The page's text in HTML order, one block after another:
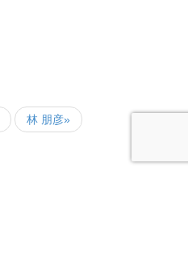
林 朋彦»